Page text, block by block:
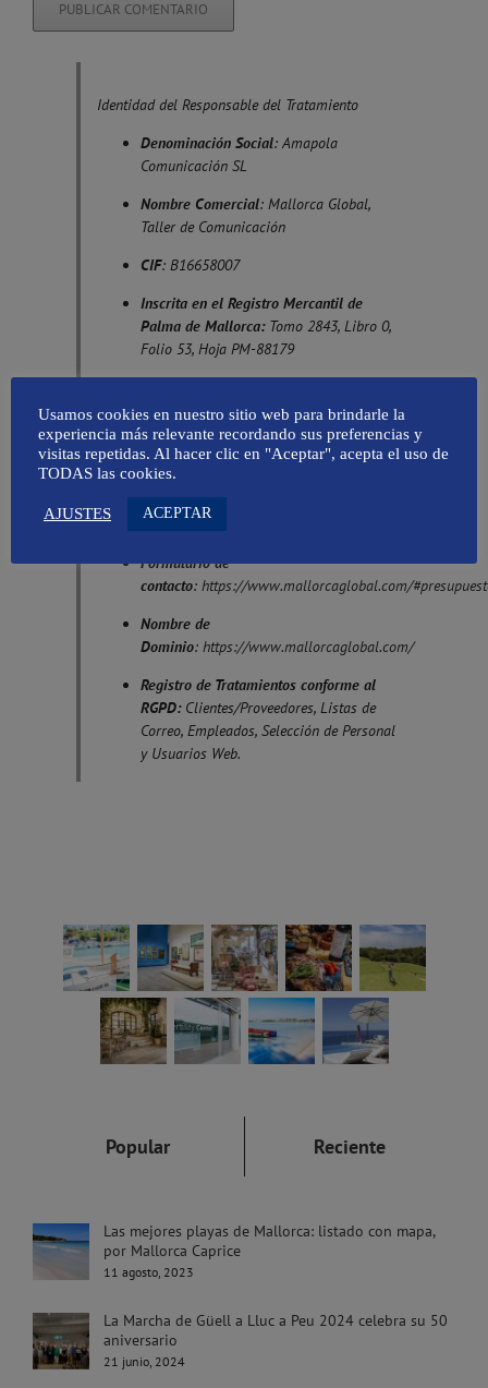
Identidad del Responsable del Tratamiento
Denominación Social: Amapola
Comunicación SL
Nombre Comercial: Mallorca Global,
Taller de Comunicación
CIF: B16658007
Inscrita en el Registro Mercantil de
Palma de Mallorca: Tomo 2843, Libro 0,
Folio 53, Hoja PM-88179
nº 10, bajos. 07014 Palma. Baleares
Actividad: Comunicación
Formulario de
contacto: https://www.mallorcaglobal.com/
Nombre de
Dominio: https://www.mallorcaglobal.com/
Registro de Tratamientos conforme al
RGPD:Clientes/Proveedores, Listas de
Correo, Empleados, Selección de Personal
y Usuarios Web.
Popular Reciente
Las mejores playas de Mallorca: listado con mapa,
por Mallorca Caprice
11 agosto, 2023
La Marcha de Güell a Lluc a Peu 2024 celebra su 50
aniversario
21 junio, 2024
Usamos cookies en nuestro sitio web para brindarle la
experiencia más relevante recordando sus preferencias y
visitas repetidas. Al hacer clic en "Aceptar", acepta el uso de
TODAS las cookies.
AJUSTES ACEPTAR